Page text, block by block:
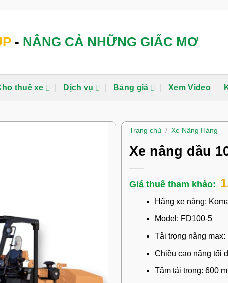
- NÂNG CẢ NHỮNG GIẤC MƠ
thuê xe Dịch vụ Bảng giá Xem Video
Trang chủ / Xe Nâng Hàng
Xe nâng dầu
Hãng xe nâng:
Model: FD100-5
Tải trọng nâng max:
Chiều cao nâng tối
Tâm tải trọng: 600